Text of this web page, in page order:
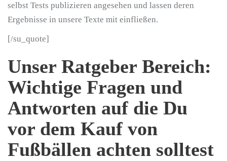
selbst Tests publizieren angesehen und lassen deren
Ergebnisse in unsere Texte mit einfließen.
[/su_quote]
Unser Ratgeber Bereich:
Wichtige Fragen und
Antworten auf die Du
vor dem Kauf von
Fußbällen achten solltest